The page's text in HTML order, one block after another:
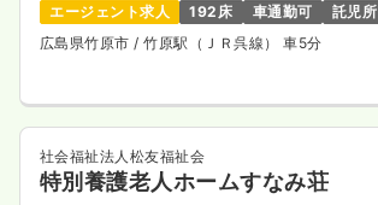
エージェント求人 192床 車通勤可
託児所
広島県竹原市/ 竹原駅（ＪＲ呉線） 車5分
社会福祉法人松友福祉会
特別養護老人ホームすなみ荘